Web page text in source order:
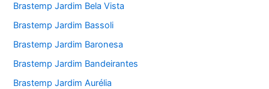
Brastemp Jardim Bela Vista
Brastemp Jardim Bassoli
Brastemp Jardim Baronesa
Brastemp Jardim Bandeirantes
Brastemp Jardim Aurélia